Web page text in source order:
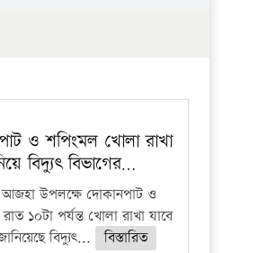
ও শপিংমল খোলা রাখা
বিদ্যুৎ বিভাগের…
উপলক্ষে দোকানপাট ও
১০টা পর্যন্ত খোলা রাখা যাবে
বিদ্যুৎ...
বিস্তারিত